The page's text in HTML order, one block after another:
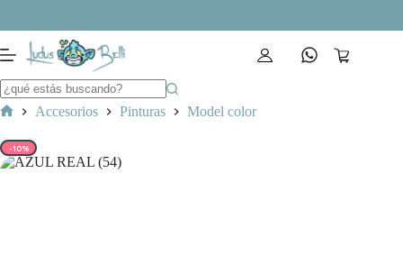
contenido
Carro
Accesorios Pinturas Model color
-10%